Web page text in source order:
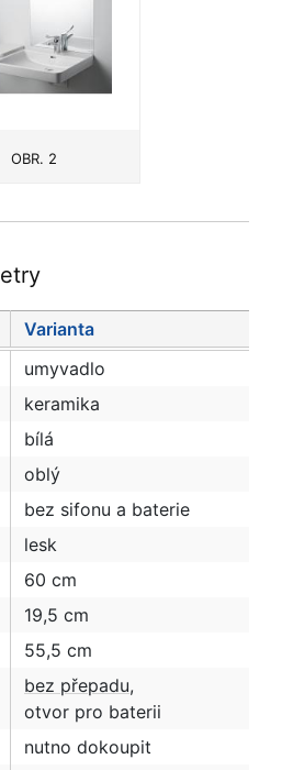
OBR. 2
Varianta
umyvadlo
keramika
bílá
oblý
bez sifonu a baterie
lesk
60 cm
19,5 cm
55,5 cm
bez přepadu,
otvor pro baterii
nutno dokoupit